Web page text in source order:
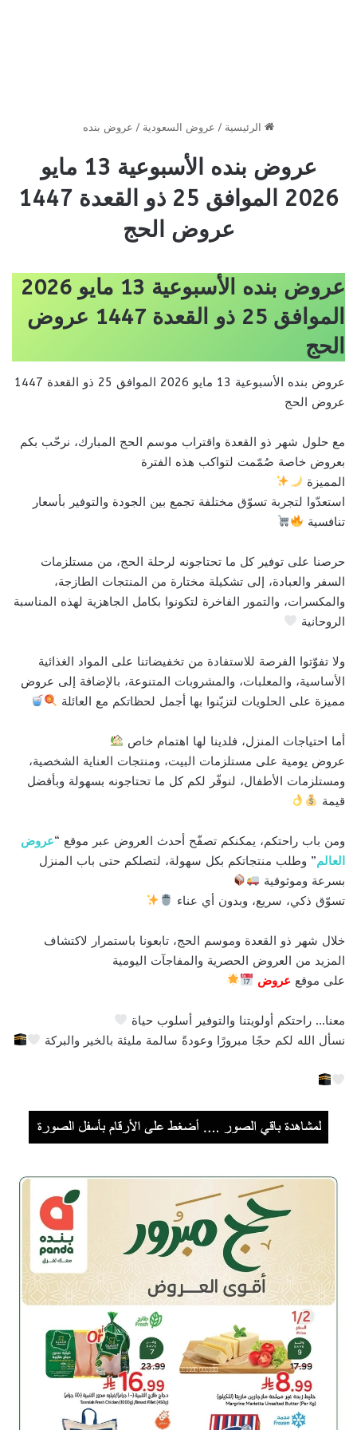
الرئيسية / عروض السعودية / عروض بنده
عروض بنده الأسبوعية 13 مايو
2026 الموافق 25 ذو القعدة 1447
عروض الحج
عروض بنده الأسبوعية 13 مايو 2026
الموافق 25 ذو القعدة 1447 عروض
الحج
عروض بنده الأسبوعية 13 مايو 2026 الموافق 25 ذو القعدة 1447
عروض الحج
مع حلول شهر ذو القعدة واقتراب موسم الحج المبارك، نرحّب بكم
بعروض خاصة صُمّمت لتواكب هذه الفترة
المميزة
استعدّوا لتجربة تسوّق مختلفة تجمع بين الجودة والتوفير بأسعار
تنافسية
حرصنا على توفير كل ما تحتاجونه لرحلة الحج، من مستلزمات
السفر والعبادة، إلى تشكيلة مختارة من المنتجات الطازجة،
والمكسرات، والتمور الفاخرة لتكونوا بكامل الجاهزية لهذه المناسبة
الروحانية
ولا تفوّتوا الفرصة للاستفادة من تخفيضاتنا على المواد الغذائية
الأساسية، والمعلبات، والمشروبات المتنوعة، بالإضافة إلى عروض
مميزة على الحلويات لتزيّنوا بها أجمل لحظاتكم مع العائلة
أما احتياجات المنزل، فلدينا لها اهتمام خاص
عروض يومية على مستلزمات البيت، ومنتجات العناية الشخصية،
ومستلزمات الأطفال، لنوفّر لكم كل ما تحتاجونه بسهولة وبأفضل
قيمة
ومن باب راحتكم، يمكنكم تصفّح أحدث العروض عبر موقع “عروض
العالم” وطلب منتجاتكم بكل سهولة، لتصلكم حتى باب المنزل
بسرعة وموثوقية
تسوّق ذكي، سريع، وبدون أي عناء
خلال شهر ذو القعدة وموسم الحج، تابعونا باستمرار لاكتشاف
المزيد من العروض الحصرية والمفاجآت اليومية
على موقع عروض
معنا… راحتكم أولويتنا والتوفير أسلوب حياة
نسأل الله لكم حجًا مبرورًا وعودةً سالمة مليئة بالخير والبركة